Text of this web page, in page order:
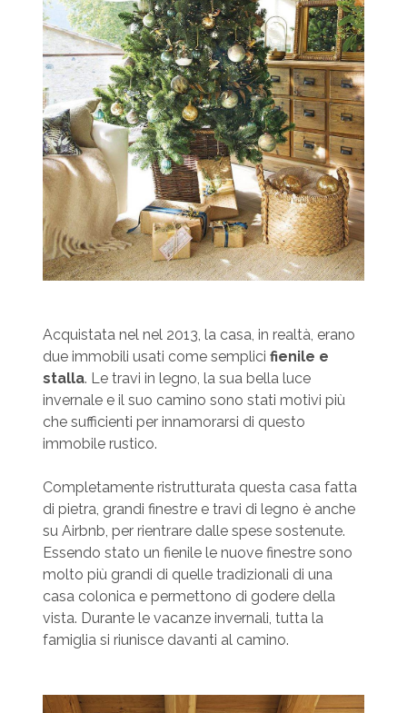
Acquistata nel nel 2013, la casa, in realtà, erano
due immobili usati come semplici fienile e
stalla. Le travi in legno, la sua bella luce
invernale e il suo camino sono stati motivi più
che sufficienti per innamorarsi di questo
immobile rustico.
Completamente ristrutturata questa casa fatta
di pietra, grandi finestre e travi di legno è anche
su Airbnb, per rientrare dalle spese sostenute.
Essendo stato un fienile le nuove finestre sono
molto più grandi di quelle tradizionali di una
casa colonica e permettono di godere della
vista. Durante le vacanze invernali, tutta la
famiglia si riunisce davanti al camino.